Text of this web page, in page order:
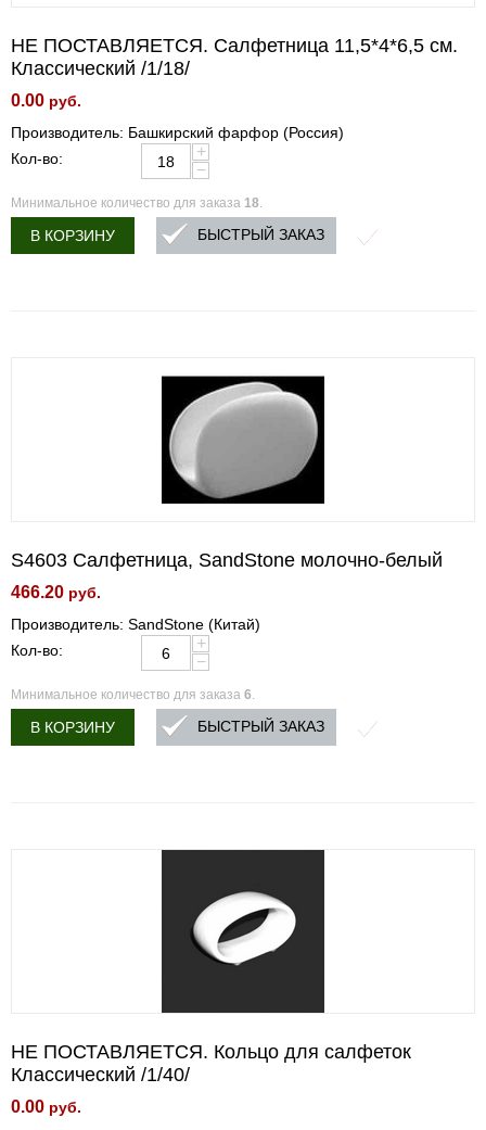
НЕ ПОСТАВЛЯЕТСЯ. Салфетница 11,5*4*6,5 см.
Классический /1/18/
0.00 руб.
Производитель: Башкирский фарфор (Россия)
Кол-во:
+
−
Минимальное количество для заказа 18.
В КОРЗИНУ БЫСТРЫЙ ЗАКАЗ
S4603 Салфетница, SandStone молочно-белый
466.20 руб.
Производитель: SandStone (Китай)
Кол-во:
+
−
Минимальное количество для заказа 6.
В КОРЗИНУ БЫСТРЫЙ ЗАКАЗ
НЕ ПОСТАВЛЯЕТСЯ. Кольцо для салфеток
Классический /1/40/
0.00 руб.